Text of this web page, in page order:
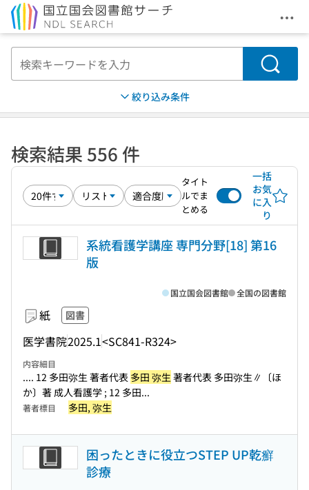
メ
検索
絞り込み条件
検索結果 556 件
タイト
ルでま
とめる
一括
お気
に入
り
系統看護学講座 専門分野[18] 第16
版
紙 図書
医学書院2025.1<SC841-R324>
国立国会図書館 全国の図書館
内容細目
.... 12 多田弥生 著者代表 多田 弥生著者代表 多田弥生∥〔ほ
か〕著 成人看護学 ; 12 多田...
著者標目 多田, 弥生
困ったときに役立つSTEP UP乾癬
診療